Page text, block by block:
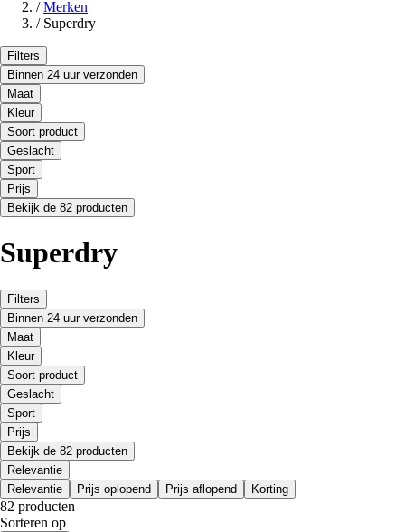
/ Merken
/ Superdry
Filters
Binnen 24 uur verzonden
Maat
Kleur
Soort product
Geslacht
Sport
Prijs
Bekijk de 82 producten
Superdry
Filters
Binnen 24 uur verzonden
Maat
Kleur
Soort product
Geslacht
Sport
Prijs
Bekijk de 82 producten
Relevantie
Relevantie
Prijs oplopend Prijs aflopend Korting
82 producten
Sorteren op